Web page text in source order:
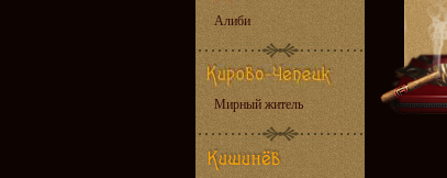
Алиби
Мирный житель